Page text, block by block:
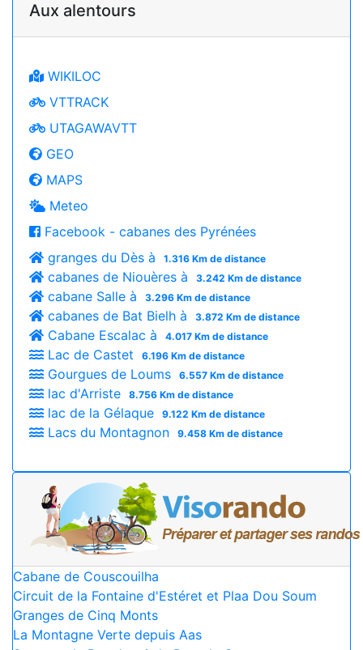
Aux alentours
WIKILOC
VTTRACK
UTAGAWAVTT
GEO
MAPS
Meteo
Facebook - cabanes des Pyrénées
granges du Dès à
1.316 Km de distance
cabanes de Niouères à 3.242 Km de distance
cabane Salle à 3.296 Km de distance
cabanes de Bat Bielh à 3.872 Km de distance
Cabane Escalac à 4.017 Km de distance
Lac de Castet 6.196 Km de distance
Gourgues de Loums 6.557 Km de distance
lac d'Arriste 8.756 Km de distance
lac de la Gélaque 9.122 Km de distance
Lacs du Montagnon 9.458 Km de distance
Cabane de Couscouilha
Circuit de la Fontaine d'Estéret et Plaa Dou Soum
Granges de Cinq Monts
La Montagne Verte depuis Aas